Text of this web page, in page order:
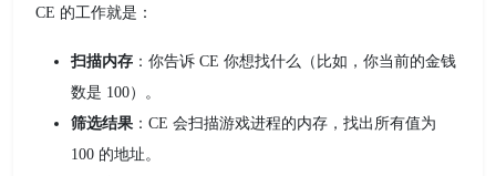
CE 的工作就是：
扫描内存 ：你告诉 CE 你想找什么（比如，你当前的金钱
数是 100）。
筛选结果 ：CE 会扫描游戏进程的内存，找出所有值为
100 的地址。